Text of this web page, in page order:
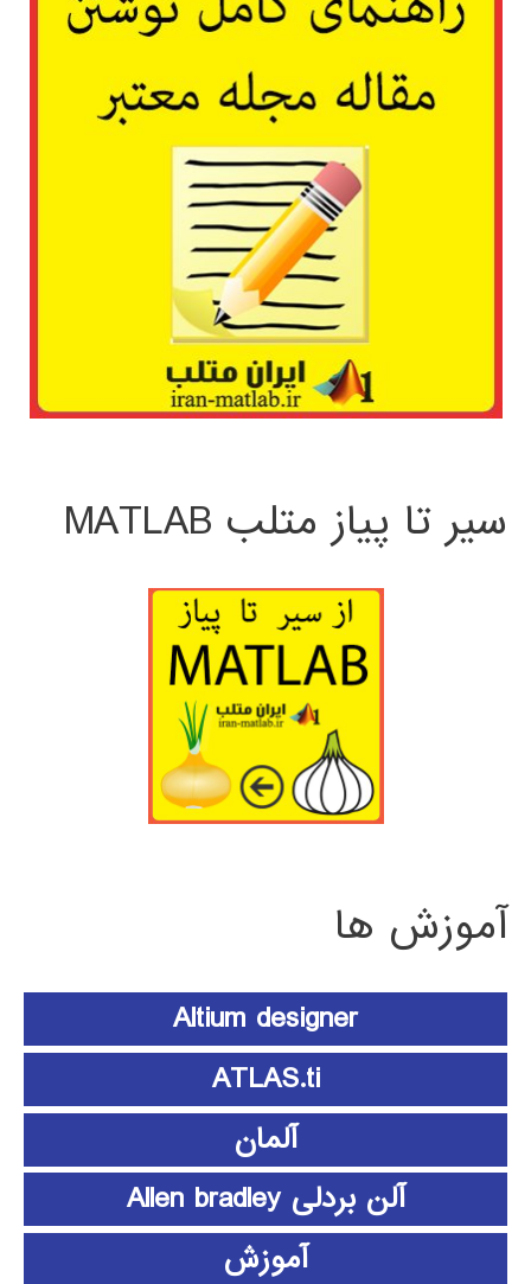
سیر تا پیاز متلب MATLAB
آموزش ها
Altium designer
ATLAS.ti
آلمان
آلن بردلی Allen bradley
آموزش